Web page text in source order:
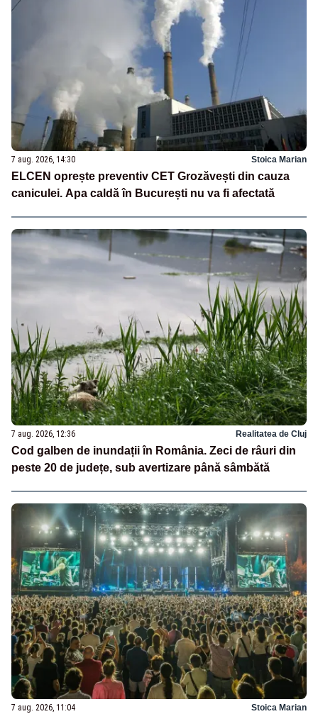
7 aug. 2026, 14:30 Stoica Marian
ELCEN oprește preventiv CET Grozăvești din cauza
caniculei. Apa caldă în București nu va fi afectată
7 aug. 2026, 12:36 Realitatea de Cluj
Cod galben de inundații în România. Zeci de râuri din
peste 20 de județe, sub avertizare până sâmbătă
7 aug. 2026, 11:04 Stoica Marian